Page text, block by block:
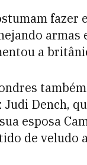
fazer
armas
a
Dench,
esposa
de veludo